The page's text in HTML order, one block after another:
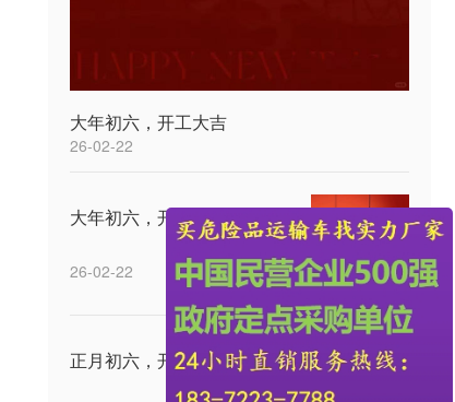
大年初六，开工大吉
26-02-22
大年初六，开工大吉
26-02-22
正月初六，开工大吉